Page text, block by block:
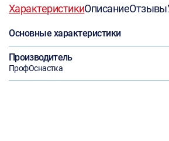
ХарактеристикиОписаниеОтзывы
Основные характеристики
Производитель
ПрофОснастка